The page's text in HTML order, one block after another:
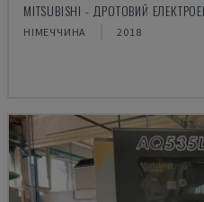
MITSUBISHI - ДРОТОВИЙ
НІМЕЧЧИНА 2018